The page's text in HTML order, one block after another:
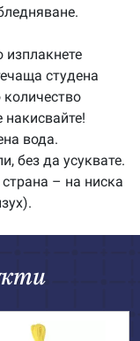
студена
вода.
без да усуквате.
– на ниска